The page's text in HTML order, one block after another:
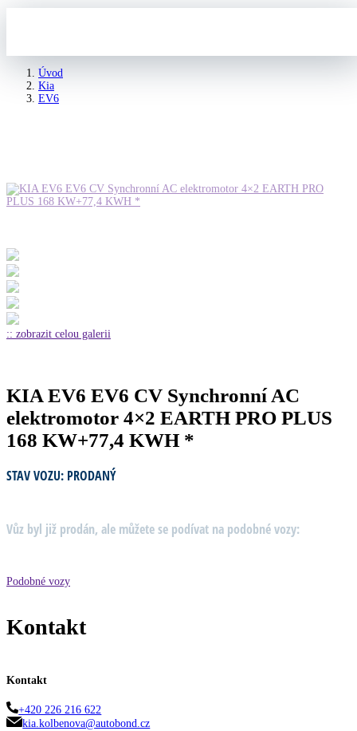
Úvod
Kia
EV6
:: zobrazit celou galerii
KIA EV6 EV6 CV Synchronní AC
elektromotor 4×2 EARTH PRO PLUS
168 KW+77,4 KWH *
STAV VOZU: PRODANÝ
Vůz byl již prodán, ale můžete se podívat na podobné vozy:
Podobné vozy
Kontakt
Kontakt
+420 226 216 622
kia.kolbenova@autobond.cz